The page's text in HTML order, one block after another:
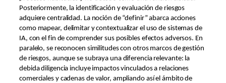
Posteriormente, la identificación y evaluación de riesgos
adquiere centralidad. La noción de “definir” abarca acciones
como mapear, delimitar y contextualizar el uso de sistemas de
IA, con el fin de comprender sus posibles efectos adversos. En
paralelo, se reconocen similitudes con otros marcos de gestión
de riesgos, aunque se subraya una diferencia relevante: la
debida diligencia incluye impactos vinculados a relaciones
comerciales y cadenas de valor, ampliando así el ámbito de